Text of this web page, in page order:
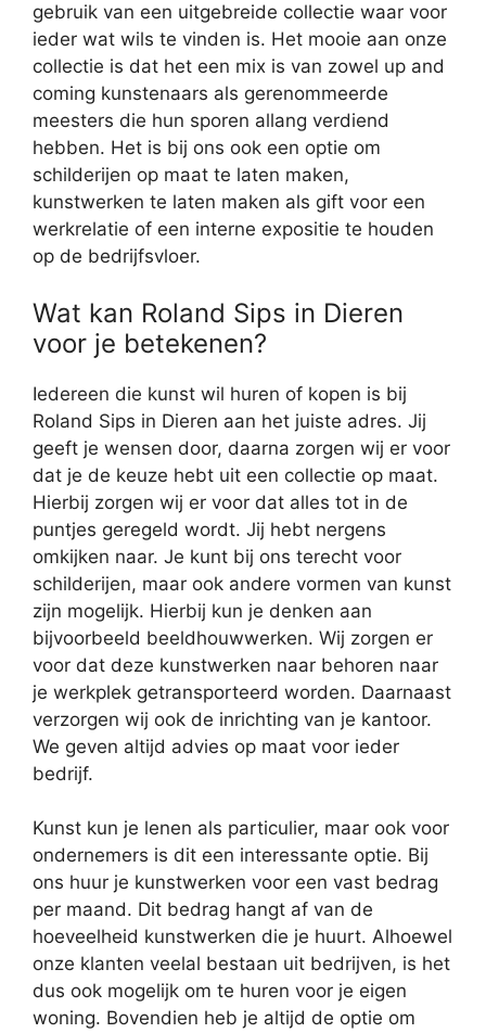
gebruik van een uitgebreide collectie waar voor
ieder wat wils te vinden is. Het mooie aan onze
collectie is dat het een mix is van zowel up and
coming kunstenaars als gerenommeerde
meesters die hun sporen allang verdiend
hebben. Het is bij ons ook een optie om
schilderijen op maat te laten maken,
kunstwerken te laten maken als gift voor een
werkrelatie of een interne expositie te houden
op de bedrijfsvloer.
Wat kan Roland Sips in Dieren
voor je betekenen?
Iedereen die kunst wil huren of kopen is bij
Roland Sips in Dieren aan het juiste adres. Jij
geeft je wensen door, daarna zorgen wij er voor
dat je de keuze hebt uit een collectie op maat.
Hierbij zorgen wij er voor dat alles tot in de
puntjes geregeld wordt. Jij hebt nergens
omkijken naar. Je kunt bij ons terecht voor
schilderijen, maar ook andere vormen van kunst
zijn mogelijk. Hierbij kun je denken aan
bijvoorbeeld beeldhouwwerken. Wij zorgen er
voor dat deze kunstwerken naar behoren naar
je werkplek getransporteerd worden. Daarnaast
verzorgen wij ook de inrichting van je kantoor.
We geven altijd advies op maat voor ieder
bedrijf.
Kunst kun je lenen als particulier, maar ook voor
ondernemers is dit een interessante optie. Bij
ons huur je kunstwerken voor een vast bedrag
per maand. Dit bedrag hangt af van de
hoeveelheid kunstwerken die je huurt. Alhoewel
onze klanten veelal bestaan uit bedrijven, is het
dus ook mogelijk om te huren voor je eigen
woning. Bovendien heb je altijd de optie om